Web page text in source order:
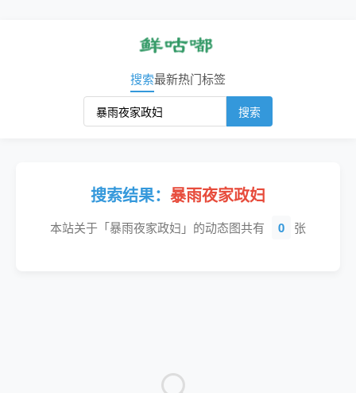
搜索最新热门标签
搜索
搜索结果： 暴雨夜家政妇
本站关于「暴雨夜家政妇」的动态图共有 0 张